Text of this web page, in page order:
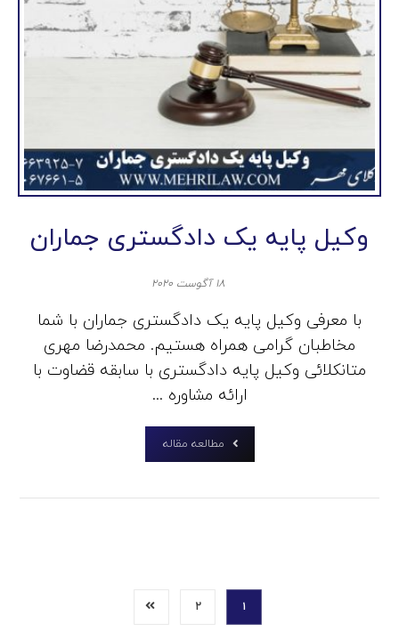
وکیل پایه یک دادگستری جماران
۱۸ آگوست ۲۰۲۰
با معرفی وکیل پایه یک دادگستری جماران با شما
مخاطبان گرامی همراه هستیم. محمدرضا مهری
متانکلائی وکیل پایه دادگستری با سابقه قضاوت با
ارائه مشاوره ...
مطالعه مقاله
۱ ۲